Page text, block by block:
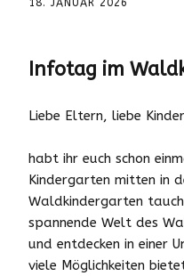
Infotag im
Liebe Eltern, liebe
habt ihr euch schon
Kindergarten mitten in
Waldkindergarten
spannende Welt des
und entdecken in einer
viele Möglichkeiten